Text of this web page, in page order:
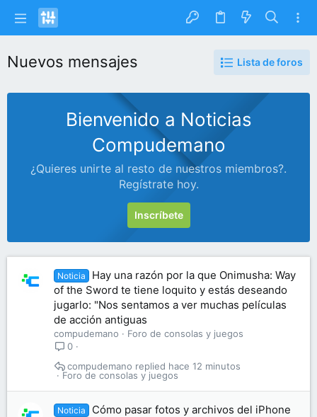
Nuevos mensajes Lista de foros
Bienvenido a Noticias
Compudemano
¿Quieres unirte al resto de nuestros miembros?.
Regístrate hoy.
Inscríbete
Noticia
Hay una razón por la que Onimusha: Way
of the Sword te tiene loquito y estás deseando
jugarlo: "Nos sentamos a ver muchas películas
de acción antiguas
compudemano
Foro de consolas y juegos
0
Foro de consolas y juegos
hace 12 minutos
compudemano
Noticia
Cómo pasar fotos y archivos del iPhone